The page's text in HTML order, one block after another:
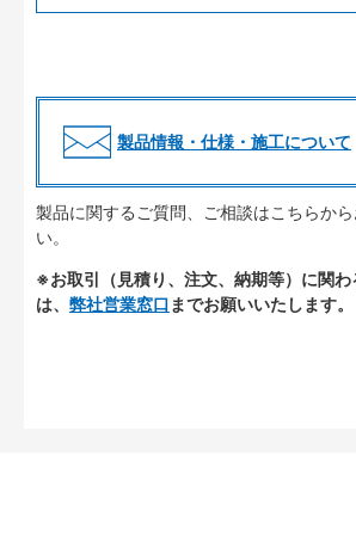
製品情報・仕様・施工について
製品に関するご質問、ご相談はこちらか
い。
※お取引（見積り、注文、納期等）に関わ
は、 弊社営業窓口 までお願いいたします。